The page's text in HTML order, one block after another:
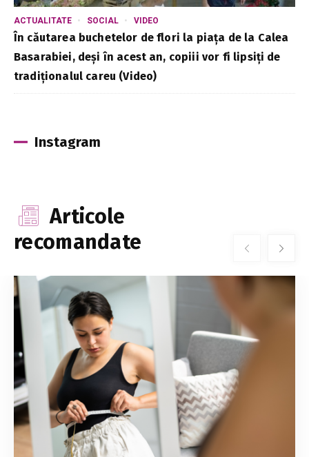
ACTUALITATE SOCIAL VIDEO
În căutarea buchetelor de flori la piața de la Calea
Basarabiei, deși în acest an, copiii vor fi lipsiți de
tradiționalul careu (Video)
Instagram
Articole
recomandate